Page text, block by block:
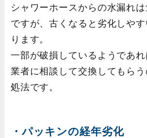
シャワーホースからの水漏れ
ですが、古くなると劣化しや
ります。
一部が破損しているようであ
業者に相談して交換してもら
処法です。
・パッキンの経年劣化